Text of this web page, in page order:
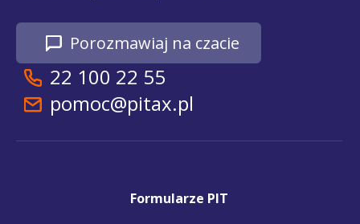
Porozmawiaj na czacie
22 100 22 55
pomoc@pitax.pl
Formularze PIT